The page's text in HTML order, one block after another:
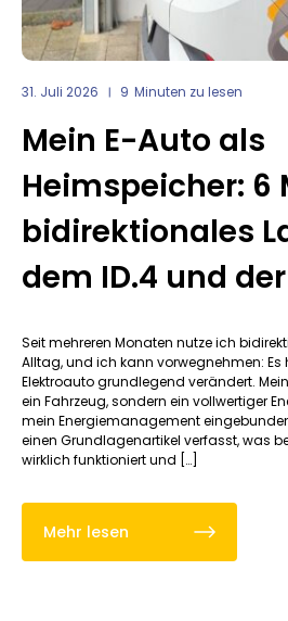
31. Juli 2026 9 Minuten zu lesen
Mein E-Auto als
Heimspeicher: 6
bidirektionales
dem ID.4 und
Seit mehreren Monaten nutze ich
Alltag, und ich kann vorwegnehmen:
Elektroauto grundlegend verändert.
ein Fahrzeug, sondern ein vollwertiger
mein Energiemanagement
einen Grundlagenartikel verfasst, was
wirklich funktioniert und […]
Mehr lesen